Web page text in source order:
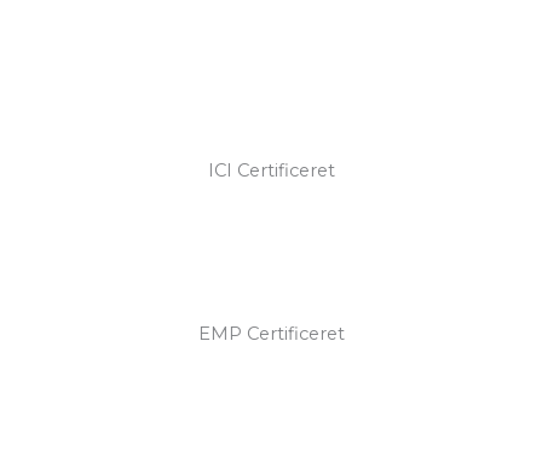
ICI Certificeret
EMP Certificeret